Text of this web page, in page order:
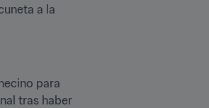
a la
para
tras haber